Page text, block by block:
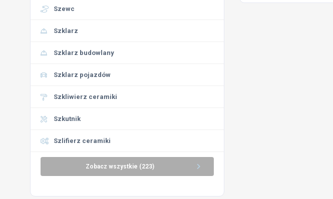
Szewc
Szklarz
Szklarz budowlany
Szklarz pojazdów
Szkliwierz ceramiki
Szkutnik
Szlifierz ceramiki
Zobacz wszystkie (223)